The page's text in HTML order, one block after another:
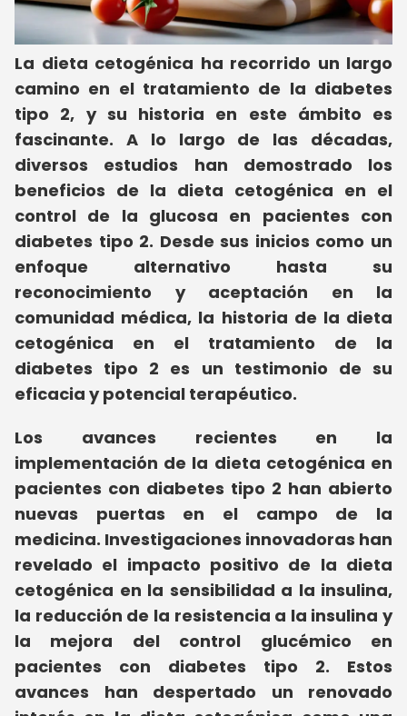
La dieta cetogénica ha recorrido un largo
camino en el tratamiento de la diabetes
tipo 2, y su historia en este ámbito es
fascinante. A lo largo de las décadas,
diversos estudios han demostrado los
beneficios de la dieta cetogénica en el
control de la glucosa en pacientes con
diabetes tipo 2. Desde sus inicios como un
enfoque alternativo hasta su
reconocimiento y aceptación en la
comunidad médica, la historia de la dieta
cetogénica en el tratamiento de la
diabetes tipo 2 es un testimonio de su
eficacia y potencial terapéutico.
Los avances recientes en la
implementación de la dieta cetogénica en
pacientes con diabetes tipo 2 han abierto
nuevas puertas en el campo de la
medicina. Investigaciones innovadoras han
revelado el impacto positivo de la dieta
cetogénica en la sensibilidad a la insulina,
la reducción de la resistencia a la insulina y
la mejora del control glucémico en
pacientes con diabetes tipo 2. Estos
avances han despertado un renovado